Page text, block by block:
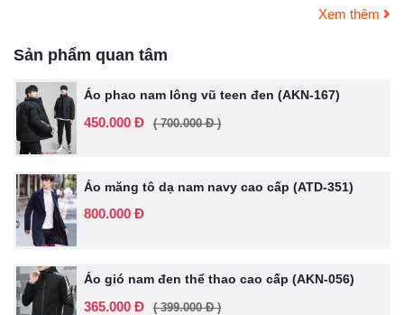
Xem thêm
Sản phẩm quan tâm
Áo phao nam lông vũ teen đen (AKN-167)
450.000 Đ ( 700.000 Đ )
Áo măng tô dạ nam navy cao cấp (ATD-351)
800.000 Đ
Áo gió nam đen thể thao cao cấp (AKN-056)
365.000 Đ ( 399.000 Đ )